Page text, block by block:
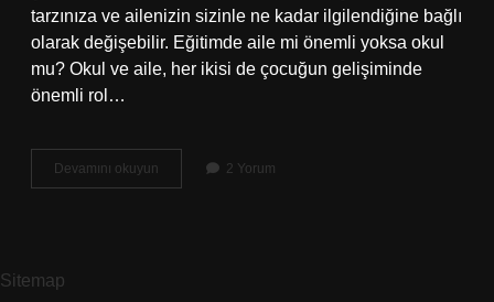
tarzınıza ve ailenizin sizinle ne kadar ilgilendiğine bağlı
olarak değişebilir. Eğitimde aile mi önemli yoksa okul
mu? Okul ve aile, her ikisi de çocuğun gelişiminde
önemli rol…
Devamını okuyun
Eğitiminde
2 Yorum
Sitemap